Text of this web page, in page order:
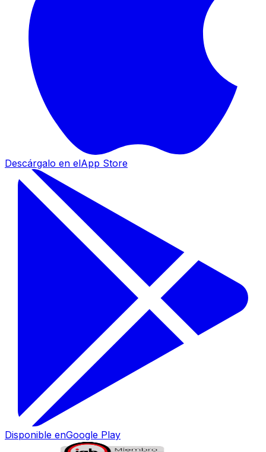
Descárgalo en elApp Store
Disponible enGoogle Play